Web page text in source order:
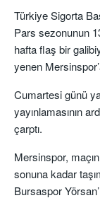
Türkiye Sigorta
Pars sezonunun
hafta flaş bir
yenen Mersinspor
Cumartesi günü
yayınlamasının
çarptı.
Mersinspor,
sonuna kadar
Bursaspor